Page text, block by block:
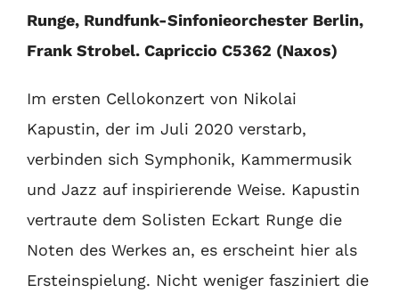
Runge, Rundfunk-Sinfonieorchester Berlin,
Frank Strobel. Capriccio C5362 (Naxos)
Im ersten Cellokonzert von Nikolai
Kapustin, der im Juli 2020 verstarb,
verbinden sich Symphonik, Kammermusik
und Jazz auf inspirierende Weise. Kapustin
vertraute dem Solisten Eckart Runge die
Noten des Werkes an, es erscheint hier als
Ersteinspielung. Nicht weniger fasziniert die